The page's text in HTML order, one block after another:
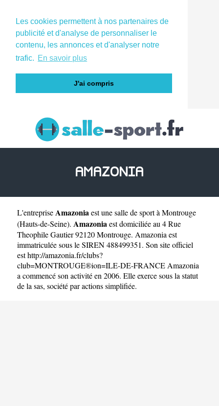
Les cookies permettent à nos partenaires de
publicité et d'analyse de personnaliser le
contenu, les annonces et d'analyser notre
trafic. En savoir plus
J'ai compris
AMAZONIA
L'entrepriseAmazoniaest unesalle de sport à Montrouge
(Hauts-de-Seine). Amazoniaest domiciliée au 4 Rue
Theophile Gautier 92120 Montrouge. Amazonia est
immatriculée sous le SIREN 488499351. Son site officiel
esthttp://amazonia.fr/clubs?
club=MONTROUGE®ion=ILE-DE-FRANCE Amazonia
a commencé son activité en 2006. Elle exerce sous la statut
de la sas, société par actions simplifiée.